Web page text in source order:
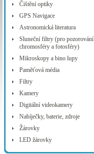
Čištění optiky
GPS Navigace
Astronomická literatura
Sluneční filtry (pro pozorování
chromosféry a fotosféry)
Mikroskopy a bino lupy
Paměťová média
Filtry
Kamery
Digitální videokamery
Nabíječky, baterie, zdroje
Žárovky
LED žárovky